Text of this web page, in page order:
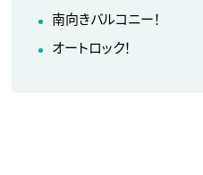
南向きバルコニー！
オートロック！